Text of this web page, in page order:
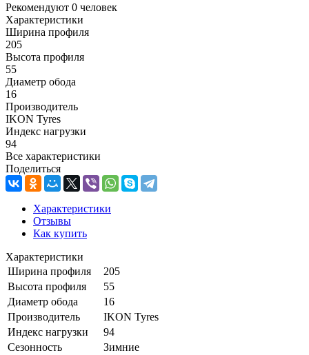
Рекомендуют 0 человек
Характеристики
Ширина профиля
205
Высота профиля
55
Диаметр обода
16
Производитель
IKON Tyres
Индекс нагрузки
94
Все характеристики
Поделиться
Характеристики
Отзывы
Как купить
Характеристики
Ширина профиля
205
Высота профиля
55
Диаметр обода
16
Производитель
IKON Tyres
Индекс нагрузки
94
Сезонность
Зимние